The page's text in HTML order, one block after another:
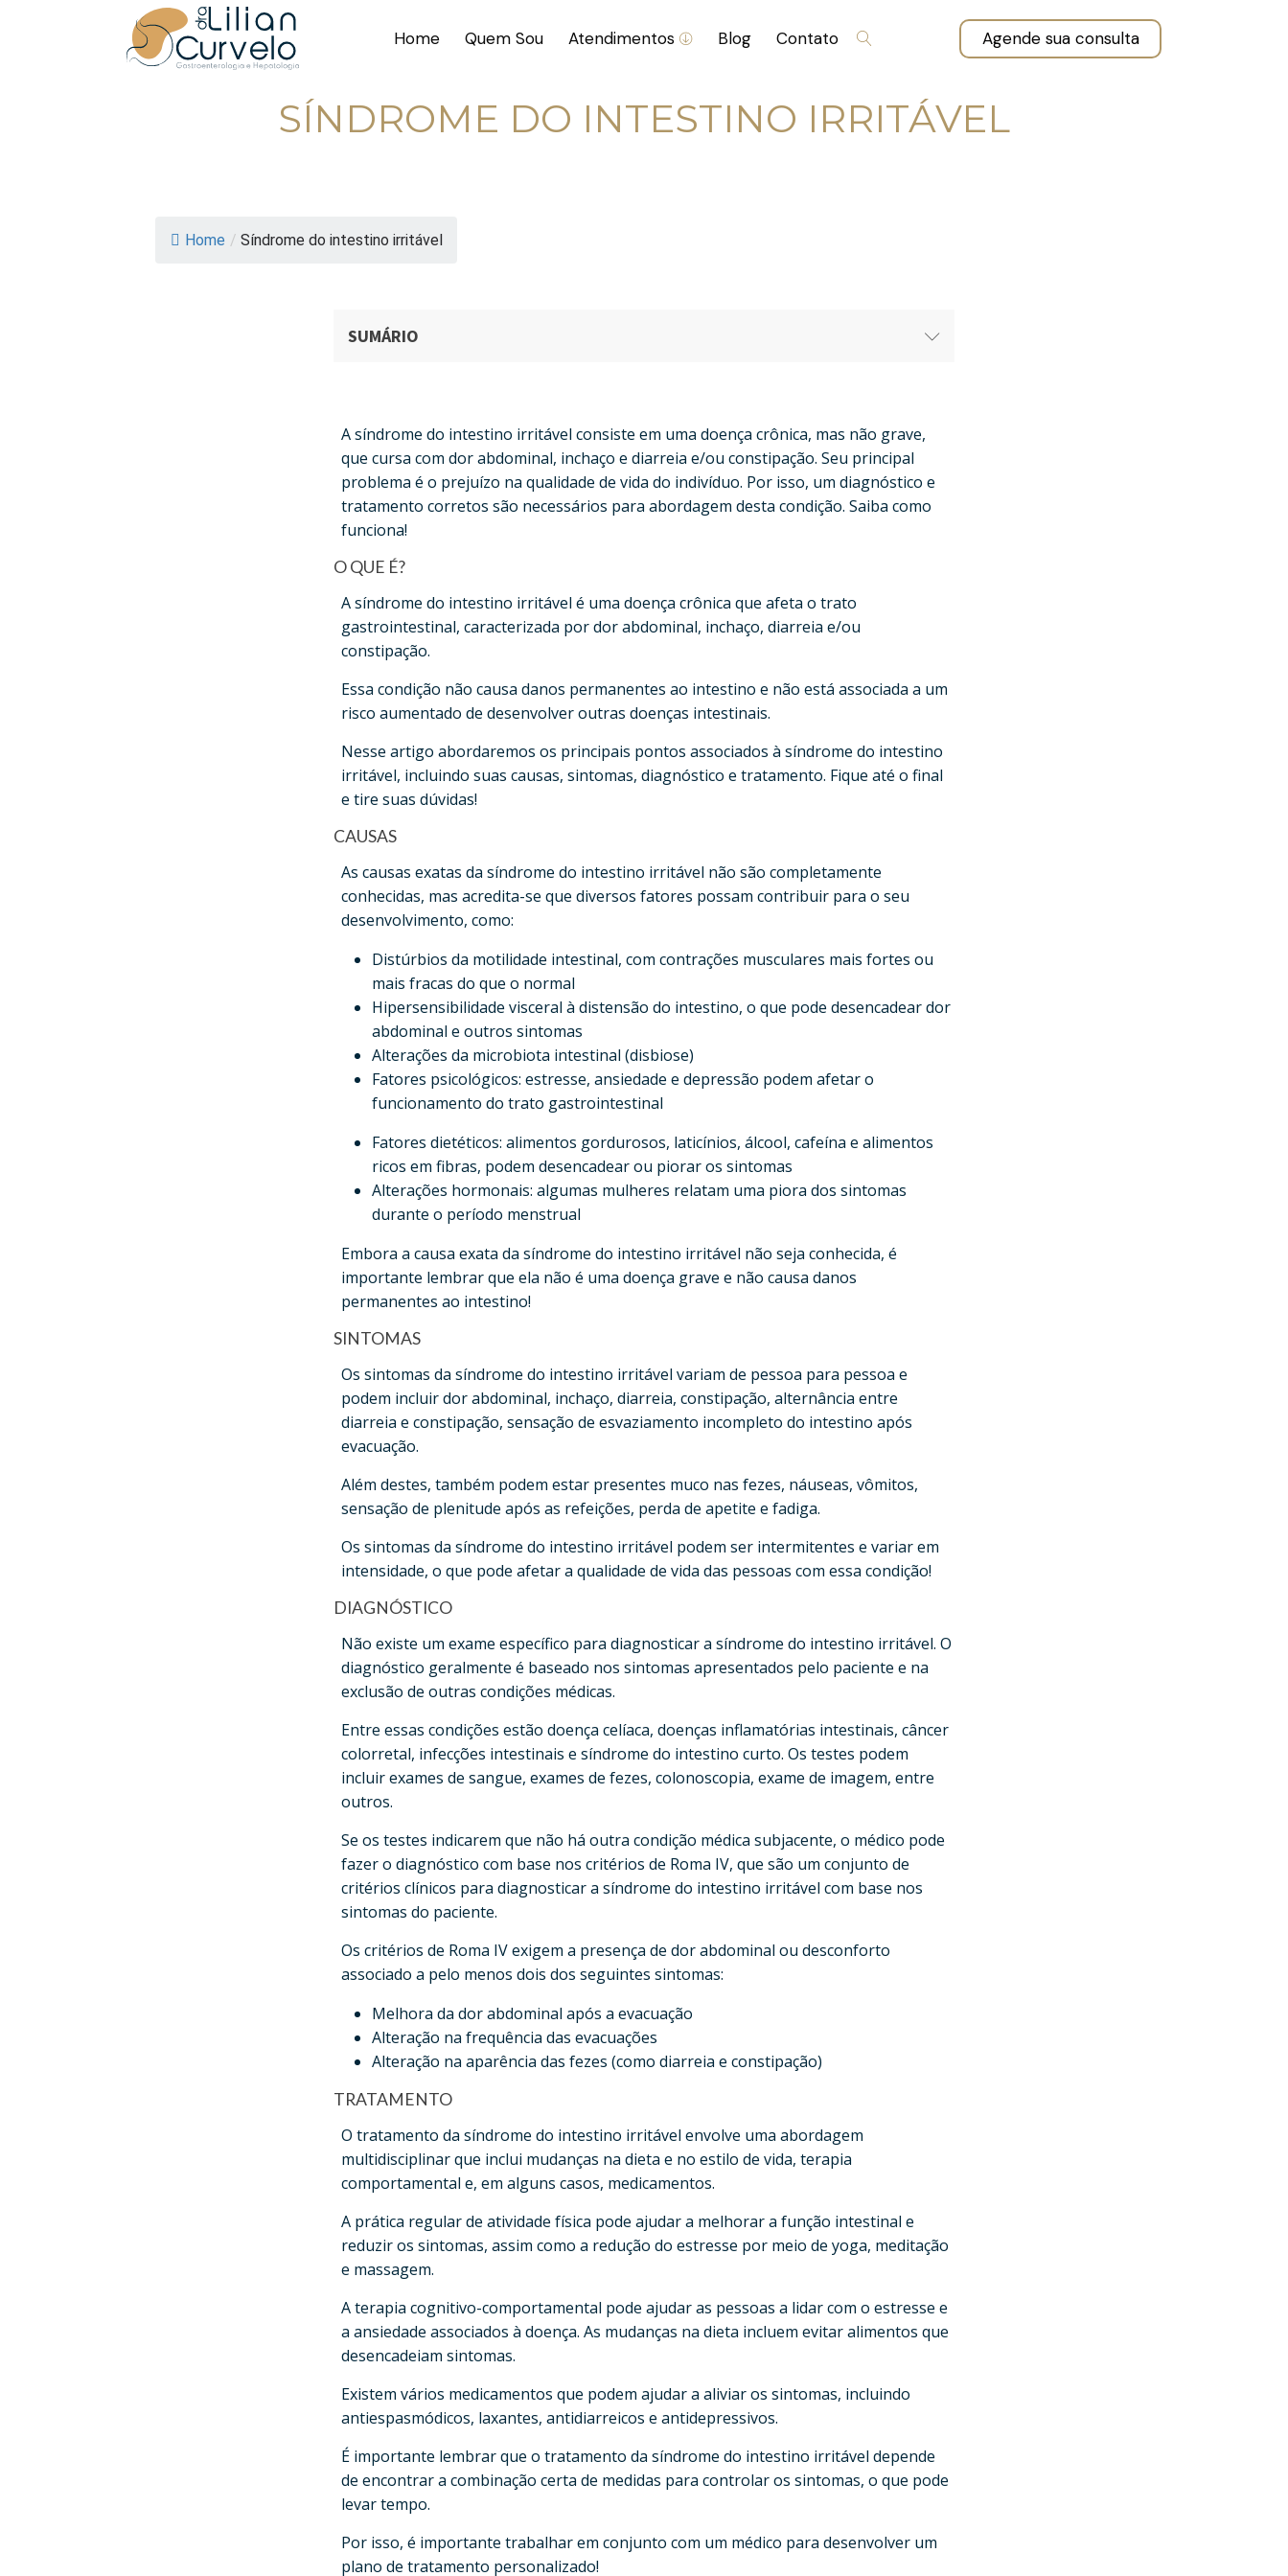
Home Quem Sou Atendimentos Blog Contato Agende sua consulta
SÍNDROME DO INTESTINO IRRITÁVEL
Home / Síndrome do intestino irritável
SUMÁRIO
A síndrome do intestino irritável consiste em uma doença crônica, mas não grave,
que cursa com dor abdominal, inchaço e diarreia e/ou constipação. Seu principal
problema é o prejuízo na qualidade de vida do indivíduo. Por isso, um diagnóstico e
tratamento corretos são necessários para abordagem desta condição. Saiba como
funciona!
O QUE É?
A síndrome do intestino irritável é uma doença crônica que afeta o trato
gastrointestinal, caracterizada por dor abdominal, inchaço, diarreia e/ou
constipação.
Essa condição não causa danos permanentes ao intestino e não está associada a um
risco aumentado de desenvolver outras doenças intestinais.
Nesse artigo abordaremos os principais pontos associados à síndrome do intestino
irritável, incluindo suas causas, sintomas, diagnóstico e tratamento. Fique até o final
e tire suas dúvidas!
CAUSAS
As causas exatas da síndrome do intestino irritável não são completamente
conhecidas, mas acredita-se que diversos fatores possam contribuir para o seu
desenvolvimento, como:
Distúrbios da motilidade intestinal, com contrações musculares mais fortes ou
mais fracas do que o normal
Hipersensibilidade visceral à distensão do intestino, o que pode desencadear dor
abdominal e outros sintomas
Alterações da microbiota intestinal (disbiose)
Fatores psicológicos: estresse, ansiedade e depressão podem afetar o
funcionamento do trato gastrointestinal
Fatores dietéticos: alimentos gordurosos, laticínios, álcool, cafeína e alimentos
ricos em fibras, podem desencadear ou piorar os sintomas
Alterações hormonais: algumas mulheres relatam uma piora dos sintomas
durante o período menstrual
Embora a causa exata da síndrome do intestino irritável não seja conhecida, é
importante lembrar que ela não é uma doença grave e não causa danos
permanentes ao intestino!
SINTOMAS
Os sintomas da síndrome do intestino irritável variam de pessoa para pessoa e
podem incluir dor abdominal, inchaço, diarreia, constipação, alternância entre
diarreia e constipação, sensação de esvaziamento incompleto do intestino após
evacuação.
Além destes, também podem estar presentes muco nas fezes, náuseas, vômitos,
sensação de plenitude após as refeições, perda de apetite e fadiga.
Os sintomas da síndrome do intestino irritável podem ser intermitentes e variar em
intensidade, o que pode afetar a qualidade de vida das pessoas com essa condição!
DIAGNÓSTICO
Não existe um exame específico para diagnosticar a síndrome do intestino irritável. O
diagnóstico geralmente é baseado nos sintomas apresentados pelo paciente e na
exclusão de outras condições médicas.
Entre essas condições estão doença celíaca, doenças inflamatórias intestinais, câncer
colorretal, infecções intestinais e síndrome do intestino curto. Os testes podem
incluir exames de sangue, exames de fezes, colonoscopia, exame de imagem, entre
outros.
Se os testes indicarem que não há outra condição médica subjacente, o médico pode
fazer o diagnóstico com base nos critérios de Roma IV, que são um conjunto de
critérios clínicos para diagnosticar a síndrome do intestino irritável com base nos
sintomas do paciente.
Os critérios de Roma IV exigem a presença de dor abdominal ou desconforto
associado a pelo menos dois dos seguintes sintomas:
Melhora da dor abdominal após a evacuação
Alteração na frequência das evacuações
Alteração na aparência das fezes (como diarreia e constipação)
TRATAMENTO
O tratamento da síndrome do intestino irritável envolve uma abordagem
multidisciplinar que inclui mudanças na dieta e no estilo de vida, terapia
comportamental e, em alguns casos, medicamentos.
A prática regular de atividade física pode ajudar a melhorar a função intestinal e
reduzir os sintomas, assim como a redução do estresse por meio de yoga, meditação
e massagem.
A terapia cognitivo-comportamental pode ajudar as pessoas a lidar com o estresse e
a ansiedade associados à doença. As mudanças na dieta incluem evitar alimentos que
desencadeiam sintomas.
Existem vários medicamentos que podem ajudar a aliviar os sintomas, incluindo
antiespasmódicos, laxantes, antidiarreicos e antidepressivos.
É importante lembrar que o tratamento da síndrome do intestino irritável depende
de encontrar a combinação certa de medidas para controlar os sintomas, o que pode
levar tempo.
Por isso, é importante trabalhar em conjunto com um médico para desenvolver um
plano de tratamento personalizado!